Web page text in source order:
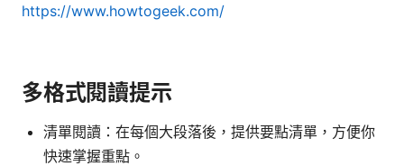
https://www.howtogeek.com/
多格式閱讀提示
清單閱讀：在每個大段落後，提供要點清單，方便你
快速掌握重點。